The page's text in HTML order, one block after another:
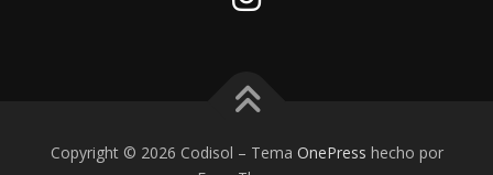
Copyright © 2026 Codisol – Tema OnePress hecho por